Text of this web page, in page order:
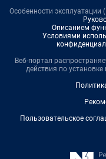
Особенности эксплуатации
Описанием
Условиями
Веб-портал
действия по
Пользовательское